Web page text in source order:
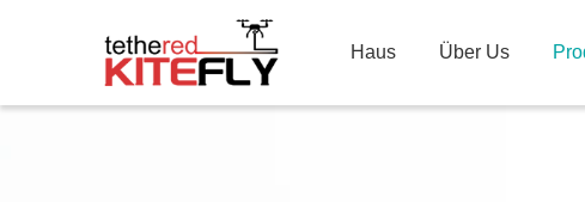
Haus Über Us